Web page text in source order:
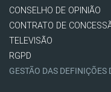
CONSELHO DE OPINIÃO
CONTRATO DE
TELEVISÃO
RGPD
GESTÃO DAS DEFINIÇÕES